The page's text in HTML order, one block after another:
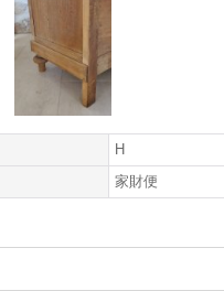
H
家財便